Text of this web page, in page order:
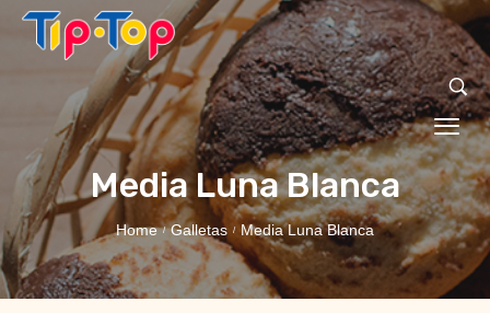
Media Luna Blanca
Home / Galletas / Media Luna Blanca